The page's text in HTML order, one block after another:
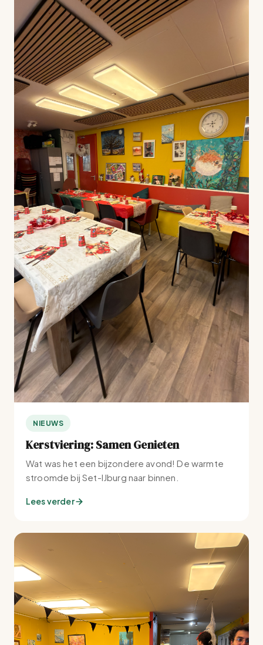
NIEUWS
Kerstviering: Samen Genieten
Wat was het een bijzondere avond! De warmte
stroomde bij Set-IJburg naar binnen.
Lees verder